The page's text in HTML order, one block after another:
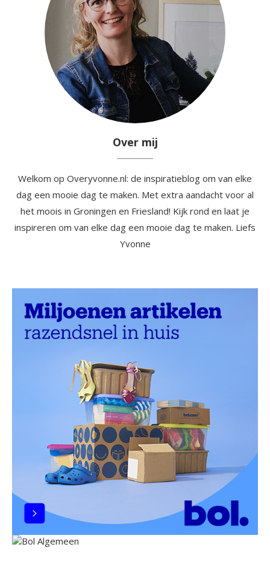
Over mij
Welkom op Overyvonne.nl: de inspiratieblog om van elke
dag een mooie dag te maken. Met extra aandacht voor al
het moois in Groningen en Friesland! Kijk rond en laat je
inspireren om van elke dag een mooie dag te maken. Liefs
Yvonne